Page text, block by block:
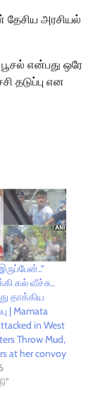
தேசிய அரசியல்
என்பது ஒரே
தடுப்பு என
கல் வீச்சு..
தாக்கிய
| Mamata
in West
Throw Mud,
at her convoy